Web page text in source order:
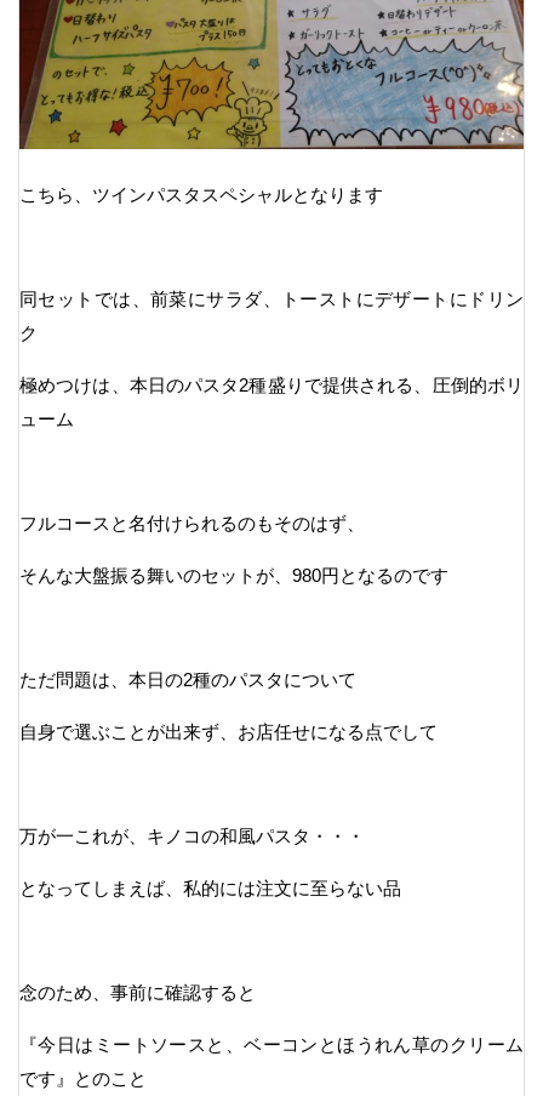
こちら、ツインパスタスペシャルとなります
同セットでは、前菜にサラダ、トーストにデザートにドリン
ク
極めつけは、本日のパスタ2種盛りで提供される、圧倒的ボリ
ューム
フルコースと名付けられるのもそのはず、
そんな大盤振る舞いのセットが、980円となるのです
ただ問題は、本日の2種のパスタについて
自身で選ぶことが出来ず、お店任せになる点でして
万が一これが、キノコの和風パスタ・・・
となってしまえば、私的には注文に至らない品
念のため、事前に確認すると
『今日はミートソースと、ベーコンとほうれん草のクリーム
です』とのこと